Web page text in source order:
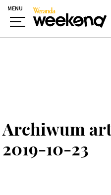
MENU
Archiwum
2019-10-23